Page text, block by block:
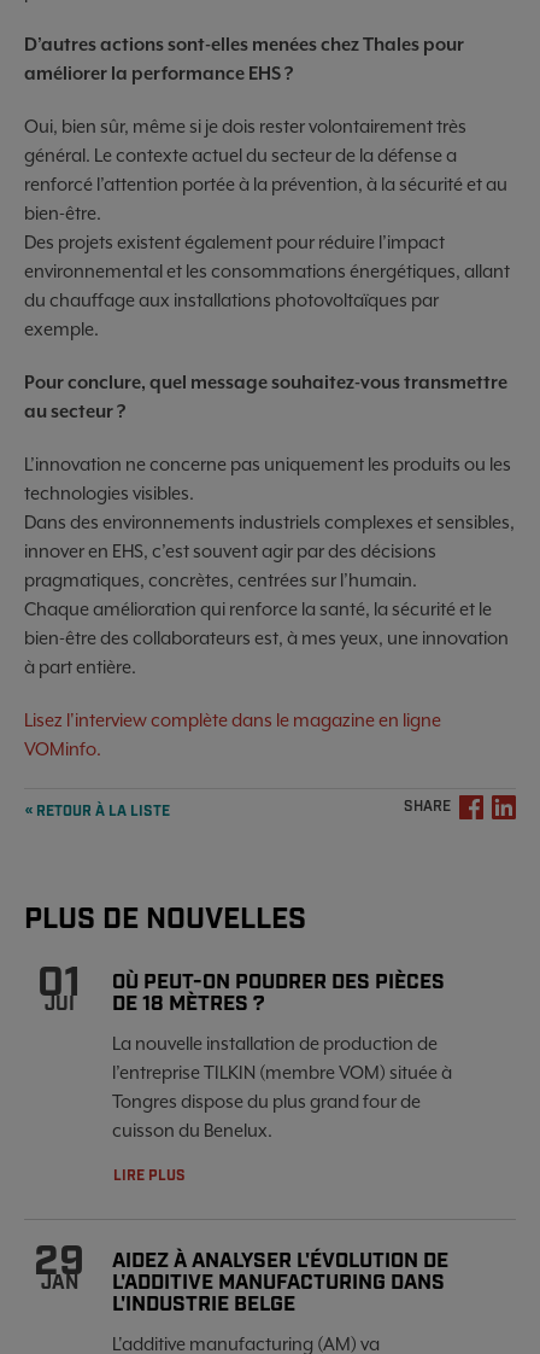
D’autres actions sont-elles menées chez Thales pour
améliorer la performance EHS ?
Oui, bien sûr, même si je dois rester volontairement très
général. Le contexte actuel du secteur de la défense a
renforcé l’attention portée à la prévention, à la sécurité et au
bien-être.
Des projets existent également pour réduire l’impact
environnemental et les consommations énergétiques, allant
du chauffage aux installations photovoltaïques par
exemple.
Pour conclure, quel message souhaitez-vous transmettre
au secteur ?
L’innovation ne concerne pas uniquement les produits ou les
technologies visibles.
Dans des environnements industriels complexes et sensibles,
innover en EHS, c’est souvent agir par des décisions
pragmatiques, concrètes, centrées sur l’humain.
Chaque amélioration qui renforce la santé, la sécurité et le
bien-être des collaborateurs est, à mes yeux, une innovation
à part entière.
Lisez l'interview complète dans le magazine en ligne
VOMinfo.
« RETOUR À LA LISTE SHARE
PLUS DE NOUVELLES
01
JUI
OÙ PEUT-ON POUDRER DES PIÈCES
DE 18 MÈTRES ?
La nouvelle installation de production de
l’entreprise TILKIN (membre VOM) située à
Tongres dispose du plus grand four de
cuisson du Benelux.
LIRE PLUS
29
JAN
AIDEZ À ANALYSER L'ÉVOLUTION DE
L'ADDITIVE MANUFACTURING DANS
L'INDUSTRIE BELGE
L'additive manufacturing (AM) va